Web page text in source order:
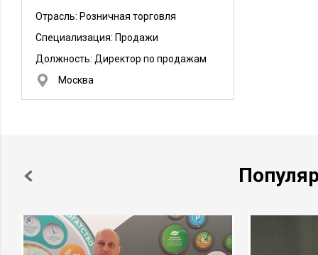
Отрасль: Розничная торговля
Специализация: Продажи
Должность: Директор по продажам
Москва